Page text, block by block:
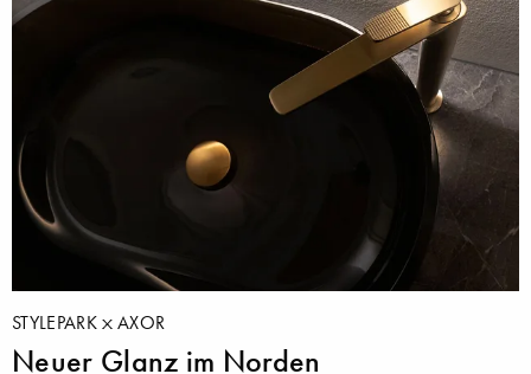
STYLEPARK AXOR
Neuer Glanz im Norden